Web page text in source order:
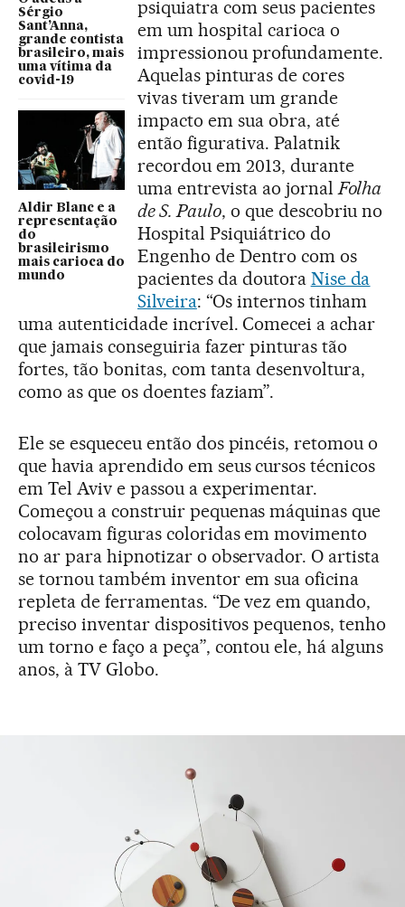
Sérgio
Sant’Anna,
grande contista
brasileiro, mais
uma vítima da
covid-19
Aldir Blanc e a
representação
do
brasileirismo
mais carioca do
mundo
psiquiatra com seus pacientes
em um hospital carioca o
impressionou profundamente.
Aquelas pinturas de cores
vivas tiveram um grande
impacto em sua obra, até
então figurativa. Palatnik
recordou em 2013, durante
uma entrevista ao jornalFolha
de S. Paulo, o que descobriu no
Hospital Psiquiátrico do
Engenho de Dentro com os
pacientes da doutora Nise da
Silveira: “Os internos tinham
uma autenticidade incrível. Comecei a achar
que jamais conseguiria fazer pinturas tão
fortes, tão bonitas, com tanta desenvoltura,
como as que os doentes faziam”.
Ele se esqueceu então dos pincéis, retomou o
que havia aprendido em seus cursos técnicos
em Tel Aviv e passou a experimentar.
Começou a construir pequenas máquinas que
colocavam figuras coloridas em movimento
no ar para hipnotizar o observador. O artista
se tornou também inventor em sua oficina
repleta de ferramentas. “De vez em quando,
preciso inventar dispositivos pequenos, tenho
um torno e faço a peça”, contou ele, há alguns
anos, à TV Globo.